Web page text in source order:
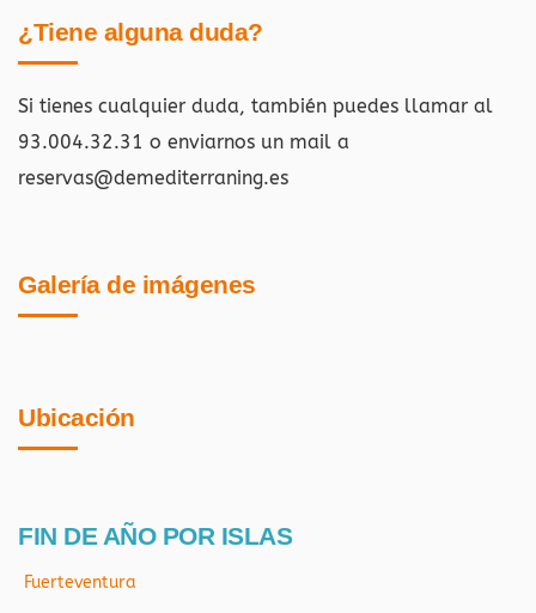
¿Tiene alguna duda?
Si tienes cualquier duda, también puedes llamar al
93.004.32.31 o enviarnos un mail a
reservas@demediterraning.es
Galería de imágenes
Ubicación
FIN DE AÑO POR ISLAS
Fuerteventura